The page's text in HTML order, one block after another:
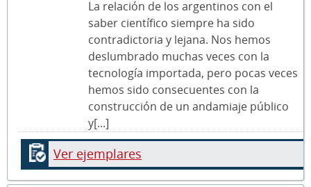
La relación de los argentinos con el
saber científico siempre ha sido
contradictoria y lejana. Nos hemos
deslumbrado muchas veces con la
tecnología importada, pero pocas veces
hemos sido consecuentes con la
construcción de un andamiaje público
y[...]
Ver ejemplares